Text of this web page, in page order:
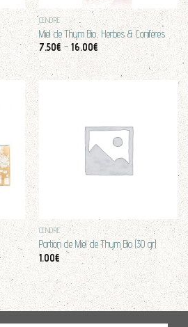
CENDRE
Miel de Thym Bio, Herbes & Conifères
7.50€– 16.00€
CENDRE
Portion de Miel de Thym Bio (30 gr)
1.00€